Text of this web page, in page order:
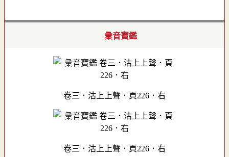
彙音寶鑑
卷三．沽上上聲．頁226．右
卷三．沽上上聲．頁226．右